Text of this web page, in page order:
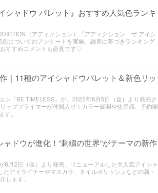
シャドウ パレット』おすすめ人気色ランキ
（アディクション）『アディクション ザ アイシ
についてのアンケートを実施。結果に基づきランキング
すすめコメントも必見です♡
｜11種のアイシャドウパレット＆新色リッ
「BE TIMELESS」が、2022年8月5日（金）より発売さ
ッププライマーが仲間入り！カラー展開や使用感、予約開
。
ドウが進化！“刺繍の世界”がテーマの新作
月2日（金）より発売。リニューアルした大人気アイシャ
アイライナーやマスカラ、ネイルポリッシュなどの新・
します。